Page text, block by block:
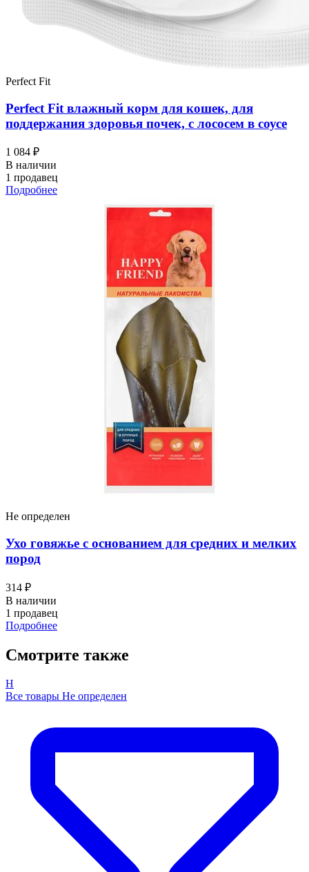
Perfect Fit
Perfect Fit влажный корм для кошек, для
поддержания здоровья почек, с лососем в соусе
1 084 ₽
В наличии
1 продавец
Подробнее
Не определен
Ухо говяжье с основанием для средних и мелких
пород
314 ₽
В наличии
1 продавец
Подробнее
Смотрите также
Н
Все товары Не определен